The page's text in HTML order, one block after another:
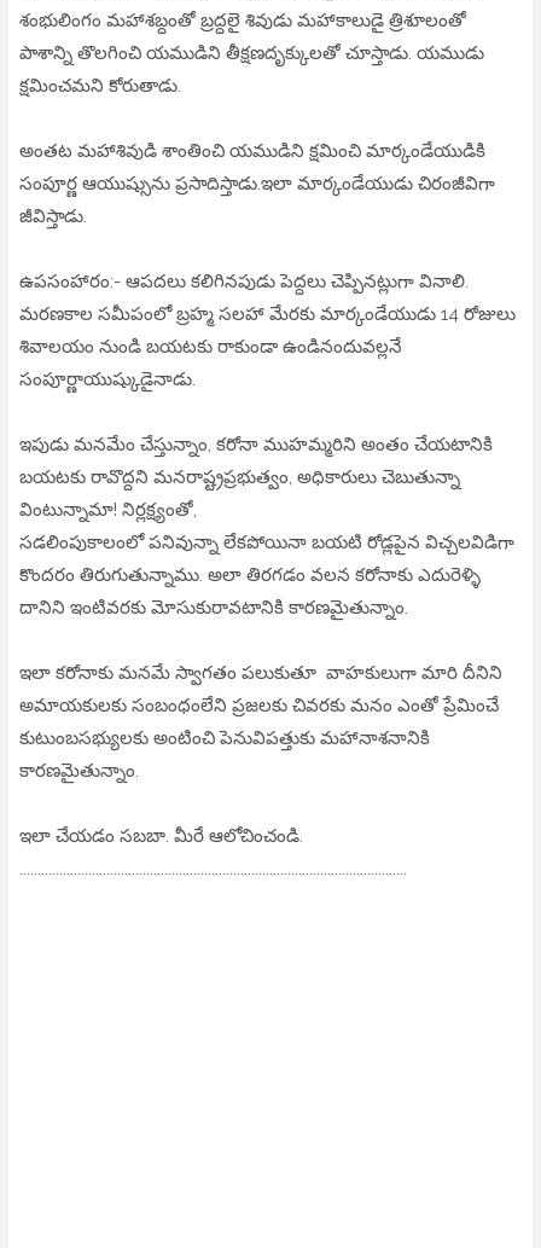
శంభులింగం మహాశబ్దంతో బ్రద్దలై శివుడు మహాకాలుడై త్రిశూలంతో
పాశాన్ని తొలగించి యముడిని తీక్షణదృక్కులతో చూస్తాడు. యముడు
క్షమించమని కోరుతాడు.
అంతట మహాశివుడి శాంతించి యముడిని క్షమించి మార్కండేయుడికి
సంపూర్ణ ఆయుష్సును ప్రసాదిస్తాడు.ఇలా మార్కండేయుడు చిరంజీవిగా
జీవిస్తాడు.
ఉపసంహారం:- ఆపదలు కలిగినపుడు పెద్దలు చెప్పినట్లుగా వినాలి.
మరణకాల సమీపంలో బ్రహ్మ సలహా మేరకు మార్కండేయుడు 14 రోజులు
శివాలయం నుండి బయటకు రాకుండా ఉండినందువల్లనే
సంపూర్ణాయుష్కుడైనాడు.
ఇపుడు మనమేం చేస్తున్నాం, కరోనా ముహమ్మరిని అంతం చేయటానికి
బయటకు రావొద్దని మనరాష్ట్రప్రభుత్వం, అధికారులు చెబుతున్నా
వింటున్నామా! నిర్లక్ష్యంతో,
సడలింపుకాలంలో పనివున్నా లేకపోయినా బయటి రోడ్లపైన విచ్చలవిడిగా
కొందరం తిరుగుతున్నాము. అలా తిరగడం వలన కరోనాకు ఎదురెళ్ళి
దానిని ఇంటివరకు మోసుకురావటానికి కారణమైతున్నాం.
ఇలా కరోనాకు మనమే స్వాగతం పలుకుతూ వాహకులుగా మారి దీనిని
అమాయకులకు సంబంధంలేని ప్రజలకు చివరకు మనం ఎంతో ప్రేమించే
కుటుంబసభ్యులకు అంటించి పెనువిపత్తుకు మహానాశనానికి
కారణమైతున్నాం.
ఇలా చేయడం సబబా. మీరే ఆలోచించండి.